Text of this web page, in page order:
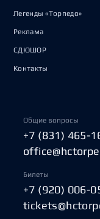
Легенды «Торпедо»
Реклама
СДЮШОР
Контакты
Общие вопросы
+7 (831) 465-
Билеты
+7 (920) 006-